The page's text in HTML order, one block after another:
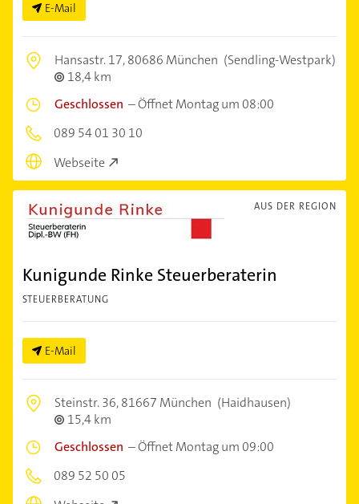
E-Mail
Hansastr. 17,80686 München (Sendling-Westpark)
18,4 km
Geschlossen –Öffnet Montag um 08:00
089 54 01 30 10
Webseite
AUS DER REGION
Kunigunde Rinke Steuerberaterin
STEUERBERATUNG
E-Mail
Steinstr. 36,81667 München (Haidhausen)
15,4 km
Geschlossen –Öffnet Montag um 09:00
089 52 50 05